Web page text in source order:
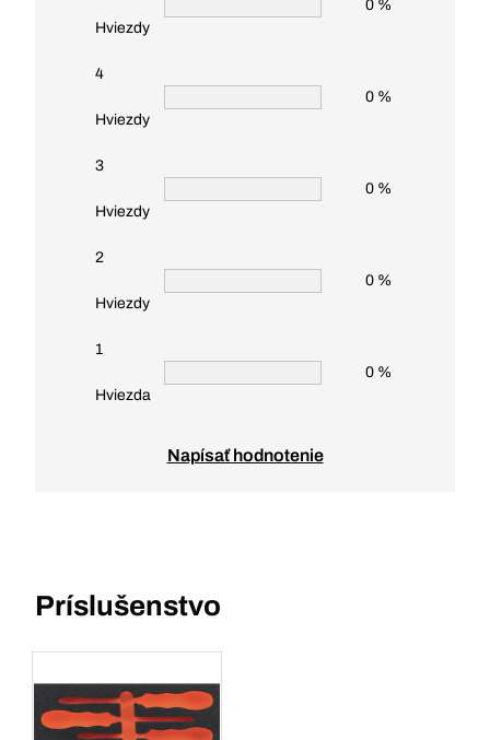
Hviezdy
0 %
4
Hviezdy
0 %
3
Hviezdy
0 %
2
Hviezdy
0 %
1
Hviezda
0 %
Napísať hodnotenie
Príslušenstvo